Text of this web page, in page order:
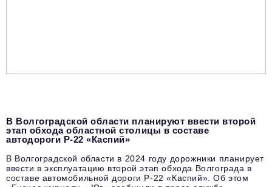
В Волгоградской области планируют ввести второй
этап обхода областной столицы в составе
автодороги Р-22 «Каспий»
В Волгоградской области в 2024 году дорожники планирует
ввести в эксплуатацию второй этап обхода Волгограда в
составе автомобильной дороги Р-22 «Каспий». Об этом